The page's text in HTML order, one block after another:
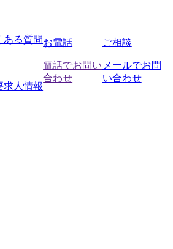
ある質問
求人情報
お電話
電話でお問い
合わせ
ご相談
メールでお問
い合わせ